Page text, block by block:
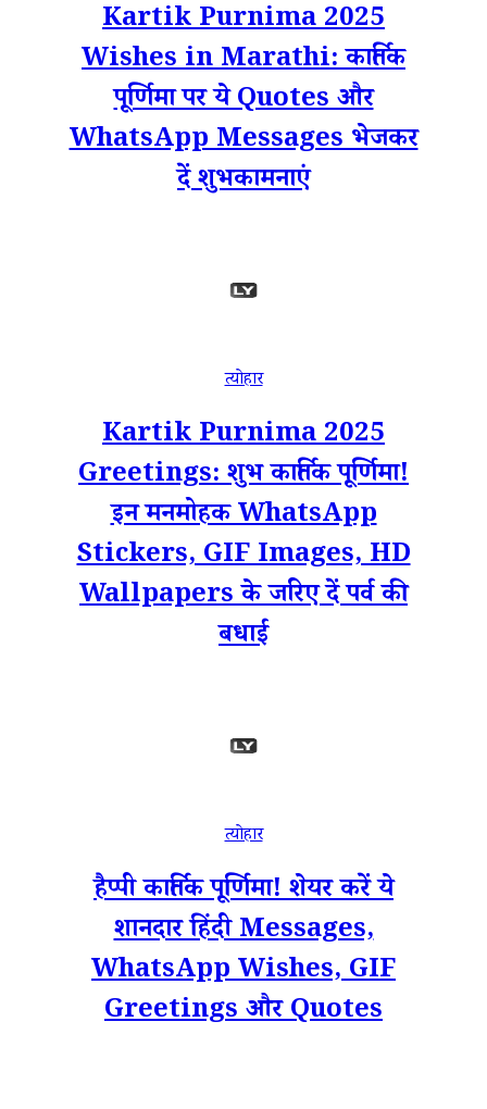
Kartik Purnima 2025
Wishes in Marathi: कार्तिक
पूर्णिमा पर ये Quotes और
WhatsApp Messages भेजकर
दें शुभकामनाएं
त्योहार
Kartik Purnima 2025
Greetings: शुभ कार्तिक पूर्णिमा!
इन मनमोहक WhatsApp
Stickers, GIF Images, HD
Wallpapers के जरिए दें पर्व की
बधाई
त्योहार
हैप्पी कार्तिक पूर्णिमा! शेयर करें ये
शानदार हिंदी Messages,
WhatsApp Wishes, GIF
Greetings और Quotes